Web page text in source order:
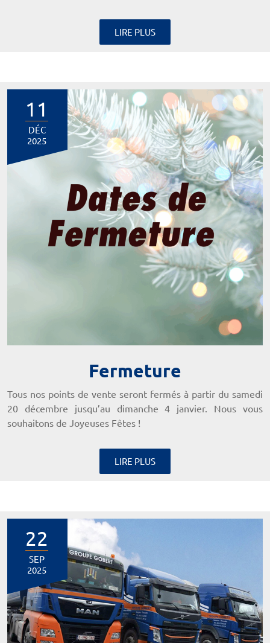
LIRE PLUS
11
DÉC
2025
Fermeture
Tous nos points de vente seront fermés à partir du samedi
20 décembre jusqu’au dimanche 4 janvier. Nous vous
souhaitons de Joyeuses Fêtes !
LIRE PLUS
22
SEP
2025